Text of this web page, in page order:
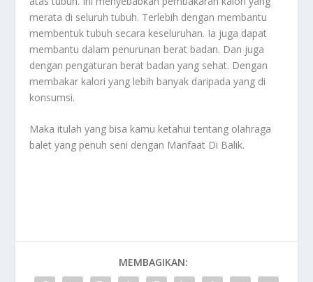
merata di seluruh tubuh. Terlebih dengan membantu
membentuk tubuh secara keseluruhan. Ia juga dapat
membantu dalam penurunan berat badan. Dan juga
dengan pengaturan berat badan yang sehat. Dengan
membakar kalori yang lebih banyak daripada yang di
konsumsi.
Maka itulah yang bisa kamu ketahui tentang olahraga
balet yang penuh seni dengan Manfaat Di Balik.
MEMBAGIKAN: